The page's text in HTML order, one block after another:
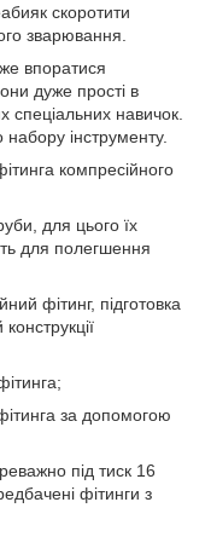
скоротити
зварювання.
впоратися
дуже прості в
спеціальних навичок.
інструменту.
компресійного
для цього їх
для полегшення
фітинг, підготовка
за допомогою
під тиск 16
фітинги з